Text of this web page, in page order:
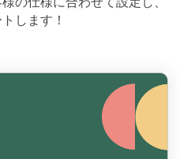
します！